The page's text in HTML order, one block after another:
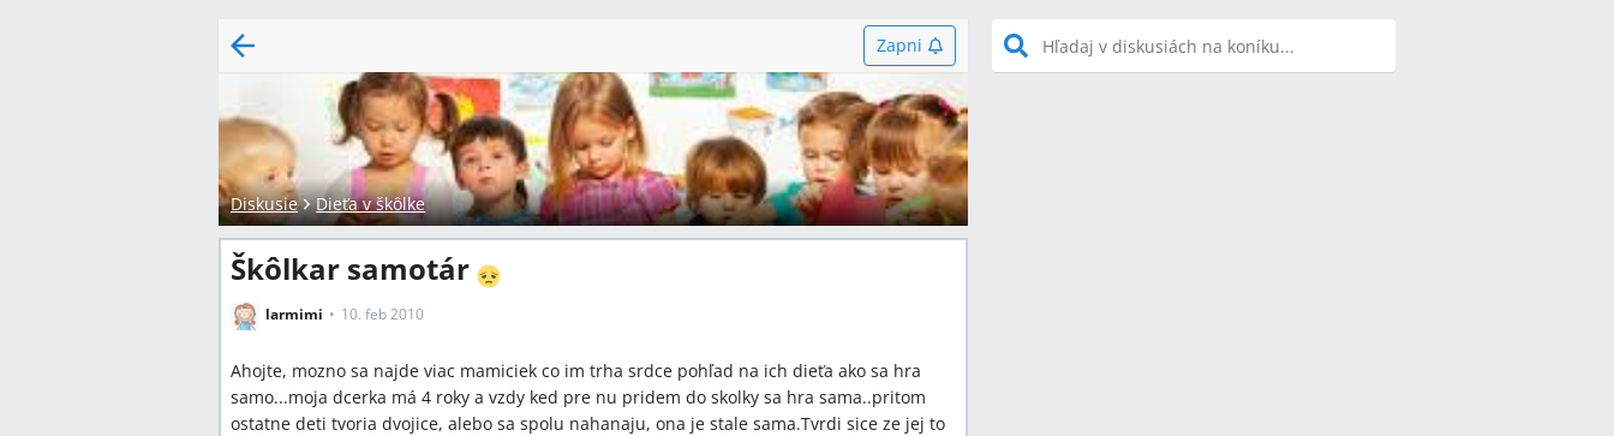
Zapni
Diskusie Dieťa v škôlke
Škôlkar samotár
larmimi 10. feb 2010
Ahojte, mozno sa najde viac mamiciek co im trha srdce pohľad na ich dieťa ako sa hra
samo...moja dcerka má 4 roky a vzdy ked pre nu pridem do skolky sa hra sama..pritom
ostatne deti tvoria dvojice, alebo sa spolu nahanaju, ona je stale sama.Tvrdi sice ze jej to